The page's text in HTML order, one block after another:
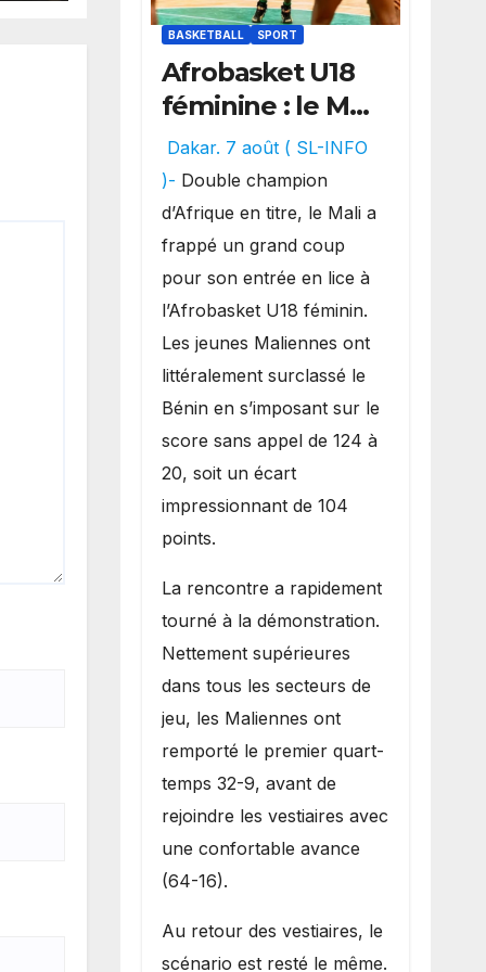
BASKETBALL SPORT
Afrobasket U18
féminine : le Mali
réalise un
véritable festival
offensif et
inflige une
lourde défaite
au Bénin.
Dakar. 7 août ( SL-INFO
)- Double champion
d’Afrique en titre, le Mali a
frappé un grand coup
pour son entrée en lice à
l’Afrobasket U18 féminin.
Les jeunes Maliennes ont
littéralement surclassé le
Bénin en s’imposant sur le
score sans appel de 124 à
20, soit un écart
impressionnant de 104
points.
La rencontre a rapidement
tourné à la démonstration.
Nettement supérieures
dans tous les secteurs de
jeu, les Maliennes ont
remporté le premier quart-
temps 32-9, avant de
rejoindre les vestiaires avec
une confortable avance
(64-16).
Au retour des vestiaires, le
scénario est resté le même.